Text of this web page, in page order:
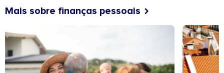
Mais sobre finanças pessoais